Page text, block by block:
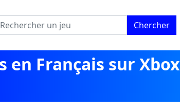
Chercher
en Français sur Xbox